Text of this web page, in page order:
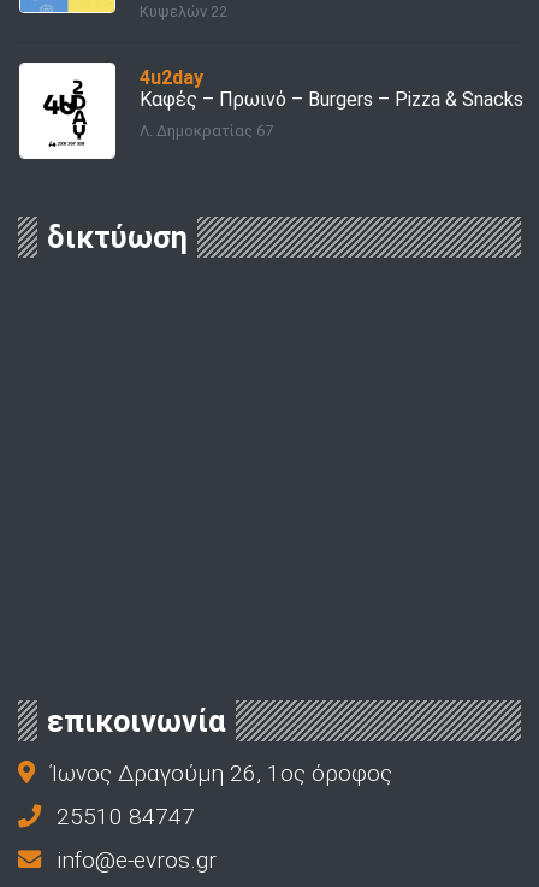
Κυψελών 22
4u2day
Καφές – Πρωινό – Burgers – Pizza & Snacks
Λ. Δημοκρατίας 67
δικτύωση
επικοινωνία
Ίωνος Δραγούμη 26, 1ος όροφος
25510 84747
info@e-evros.gr